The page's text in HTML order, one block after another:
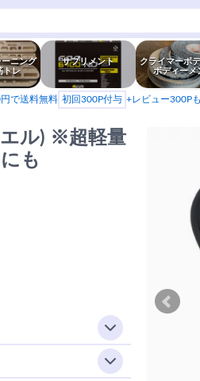
ーニング
トレ
サプリメント
クライマーボ
ボディーメ
で送料無料 初回300P付与 +レビュー300P
エル) ※超軽量
も